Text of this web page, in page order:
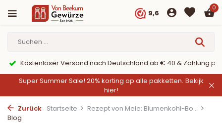
9,6
0
Kostenloser Versand nach Deutschland ab € 40 & Zahlung
Super Summer Sale! 20% korting op alle pakketten. Bekijk
hier!
Zurück Startseite
Rezept von Mele: Blumenkohl-Bo...
Blog